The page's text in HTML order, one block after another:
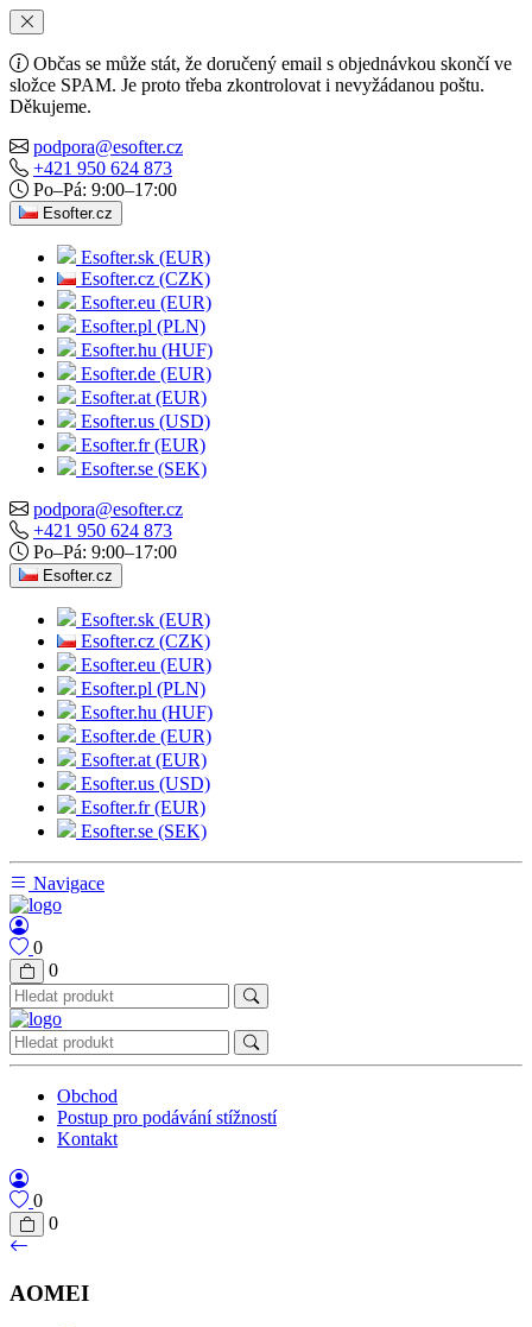
Občas se může stát, že doručený email s objednávkou skončí ve
složce SPAM. Je proto třeba zkontrolovat i nevyžádanou poštu.
Děkujeme.
podpora@esofter.cz
+421 950 624 873
Po–Pá: 9:00–17:00
Esofter.cz
Esofter.sk (EUR)
Esofter.cz (CZK)
Esofter.eu (EUR)
Esofter.pl (PLN)
Esofter.hu (HUF)
Esofter.de (EUR)
Esofter.at (EUR)
Esofter.us (USD)
Esofter.fr (EUR)
Esofter.se (SEK)
podpora@esofter.cz
+421 950 624 873
Po–Pá: 9:00–17:00
Esofter.cz
Esofter.sk (EUR)
Esofter.cz (CZK)
Esofter.eu (EUR)
Esofter.pl (PLN)
Esofter.hu (HUF)
Esofter.de (EUR)
Esofter.at (EUR)
Esofter.us (USD)
Esofter.fr (EUR)
Esofter.se (SEK)
Navigace
0
0
Obchod
Postup pro podávání stížností
Kontakt
0
0
AOMEI